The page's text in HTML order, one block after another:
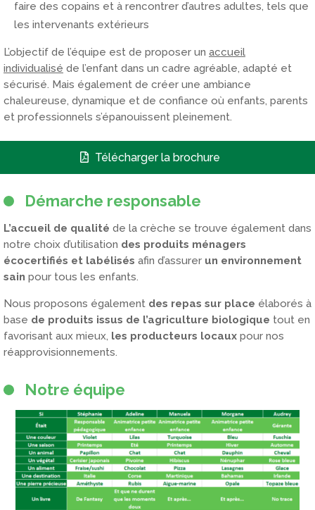
faire des copains et à rencontrer d’autres adultes, tels que
les intervenants extérieurs
L’objectif de l’équipe est de proposer un accueil
individualisé de l’enfant dans un cadre agréable, adapté et
sécurisé. Mais également de créer une ambiance
chaleureuse, dynamique et de confiance où enfants, parents
et professionnels s’épanouissent pleinement.
Télécharger la brochure
Démarche responsable
L’accueil de qualité de la crèche se trouve également dans
notre choix d’utilisation des produits ménagers
écocertifiés et labélisés afin d’assurer un environnement
sain pour tous les enfants.
Nous proposons également des repas sur place élaborés à
base de produits issus de l’agriculture biologique tout en
favorisant aux mieux, les producteurs locaux pour nos
réapprovisionnements.
Notre équipe